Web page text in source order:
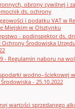
obrony cywilnej i
ds. ochrony
i podatku VAT w
Miejskim w Olsztynku
- podinspektor ds.
Ochrony Środowiska
- Regulamin naboru na
wodno–ściekowej
- 25.10.2022
wartości sprzedanego